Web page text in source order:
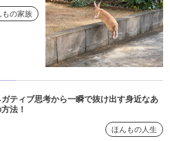
もの家族
ガティブ思考から一瞬で抜け出す身近なあ
法！
ほんもの人生